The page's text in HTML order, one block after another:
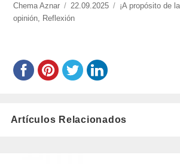
https://www.experimenta.es/author/chema-
aznar/
Chema Aznar
Publicado
el
22.09.2025 Categorías
¡A propósito de
opinión Reflexión
Artículos Relacionados